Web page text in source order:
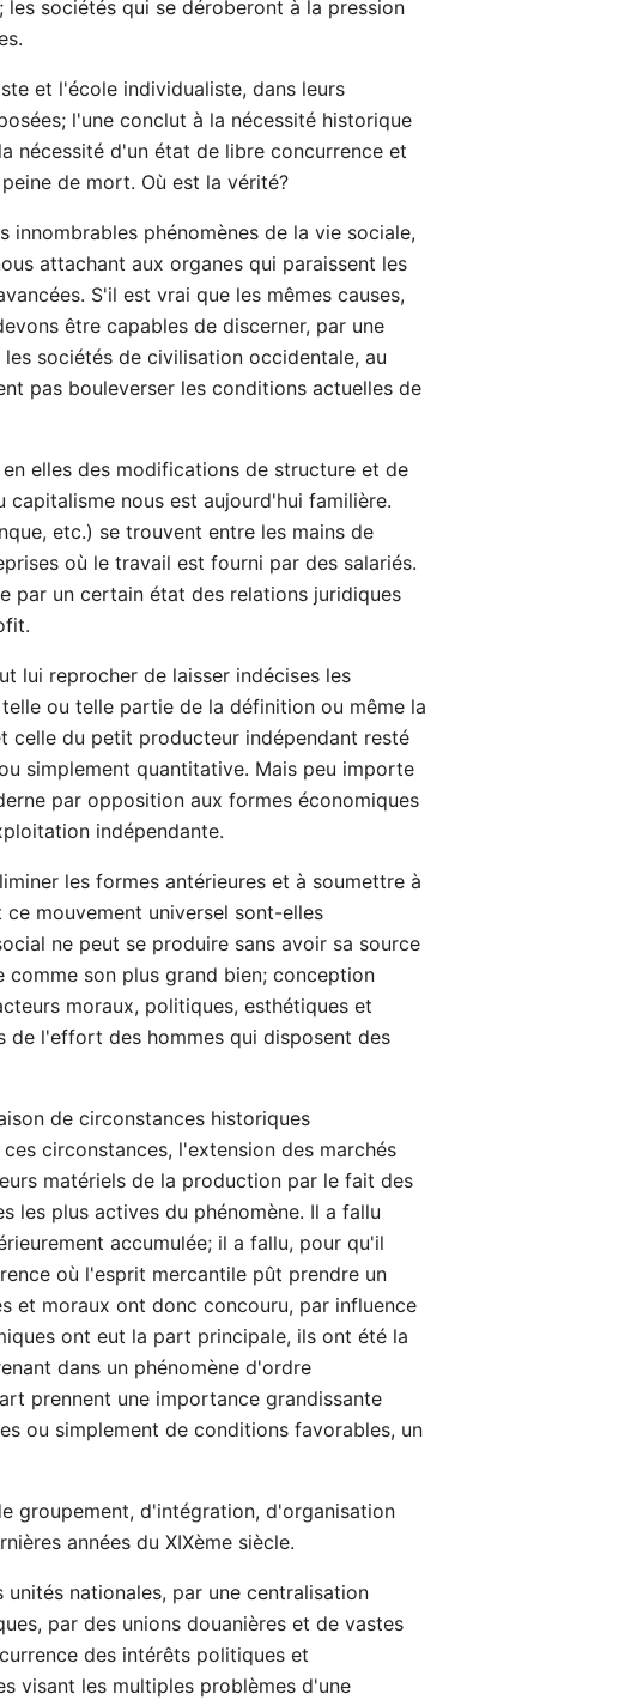
les sociétés qui se déroberont à la pression
et l'école individualiste, dans leurs
l'une conclut à la nécessité historique
nécessité d'un état de libre concurrence et
de mort. Où est la vérité?
phénomènes de la vie sociale,
attachant aux organes qui paraissent les
S'il est vrai que les mêmes causes,
être capables de discerner, par une
sociétés de civilisation occidentale, au
pas bouleverser les conditions actuelles de
elles des modifications de structure et de
nous est aujourd'hui familière.
etc.) se trouvent entre les mains de
où le travail est fourni par des salariés.
par un certain état des relations juridiques
lui reprocher de laisser indécises les
ou telle partie de la définition ou même la
celle du petit producteur indépendant resté
simplement quantitative. Mais peu importe
par opposition aux formes économiques
indépendante.
les formes antérieures et à soumettre à
mouvement universel sont-elles
ne peut se produire sans avoir sa source
son plus grand bien; conception
moraux, politiques, esthétiques et
de l'effort des hommes qui disposent des
de circonstances historiques
circonstances, l'extension des marchés
matériels de la production par le fait des
les plus actives du phénomène. Il a fallu
accumulée; il a fallu, pour qu'il
où l'esprit mercantile pût prendre un
et moraux ont donc concouru, par influence
ont eut la part principale, ils ont été la
dans un phénomène d'ordre
prennent une importance grandissante
ou simplement de conditions favorables, un
groupement, d'intégration, d'organisation
années du XIXème siècle.
nationales, par une centralisation
par des unions douanières et de vastes
des intérêts politiques et
visant les multiples problèmes d'une